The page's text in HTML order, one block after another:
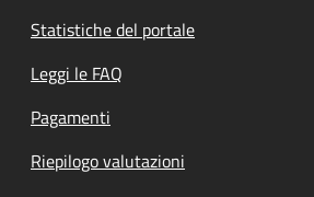
Statistiche del portale
Leggi le FAQ
Pagamenti
Riepilogo valutazioni